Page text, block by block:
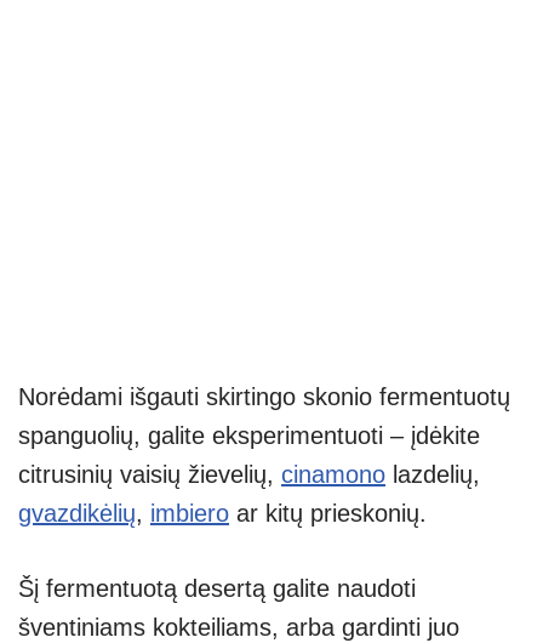
Norėdami išgauti skirtingo skonio fermentuotų
spanguolių, galite eksperimentuoti – įdėkite
citrusinių vaisių žievelių, cinamono lazdelių,
gvazdikėlių, imbiero ar kitų prieskonių.
Šį fermentuotą desertą galite naudoti
šventiniams kokteiliams, arba gardinti juo